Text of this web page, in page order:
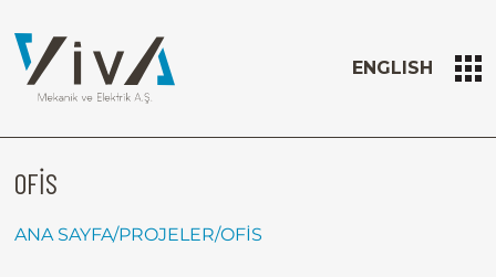
ENGLISH
OFİS
ANA SAYFA/PROJELER/OFİS